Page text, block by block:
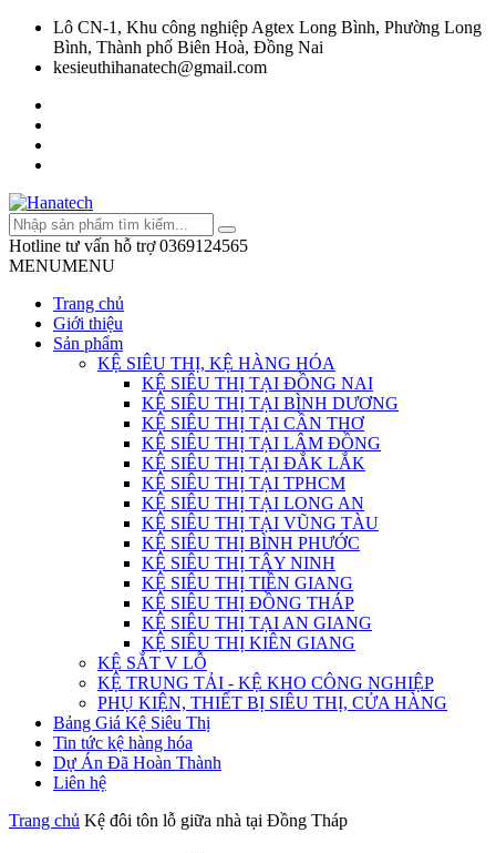
Lô CN-1, Khu công nghiệp Agtex Long Bình, Phường Long
Bình, Thành phố Biên Hoà, Đồng Nai
kesieuthihanatech@gmail.com
Hotline tư vấn hỗ trợ 0369124565
MENUMENU
Trang chủ
Giới thiệu
Sản phẩm
KỆ SIÊU THỊ, KỆ HÀNG HÓA
KỆ SIÊU THỊ TẠI ĐỒNG NAI
KỆ SIÊU THỊ TẠI BÌNH DƯƠNG
KỆ SIÊU THỊ TẠI CẦN THƠ
KỆ SIÊU THỊ TẠI LÂM ĐỒNG
KỆ SIÊU THỊ TẠI ĐẮK LẮK
KỆ SIÊU THỊ TẠI TPHCM
KỆ SIÊU THỊ TẠI LONG AN
KỆ SIÊU THỊ TẠI VŨNG TÀU
KỆ SIÊU THỊ BÌNH PHƯỚC
KỆ SIÊU THỊ TÂY NINH
KỆ SIÊU THỊ TIỀN GIANG
KỆ SIÊU THỊ ĐỒNG THÁP
KỆ SIÊU THỊ TẠI AN GIANG
KỆ SIÊU THỊ KIÊN GIANG
KỆ SẮT V LỖ
KỆ TRUNG TẢI - KỆ KHO CÔNG NGHIỆP
PHỤ KIỆN, THIẾT BỊ SIÊU THỊ, CỬA HÀNG
Bảng Giá Kệ Siêu Thị
Tin tức kệ hàng hóa
Dự Án Đã Hoàn Thành
Liên hệ
Trang chủ Kệ đôi tôn lỗ giữa nhà tại Đồng Tháp